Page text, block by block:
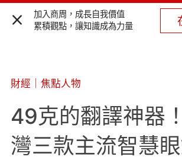
加入商周，成長自我價值
累積觀點，讓知識成為力量
財經 焦點人物
49克的翻譯神器
灣三款主流智慧